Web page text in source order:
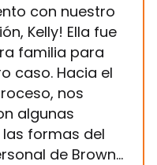
con nuestro
Kelly! Ella fue
familia para
caso. Hacia el
nos
algunas
formas del
de Brown...